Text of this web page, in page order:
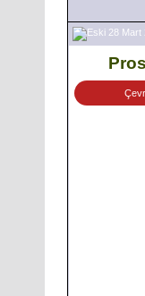
28 Mart